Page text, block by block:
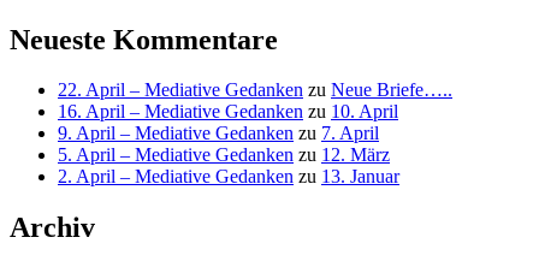
Neueste Kommentare
22. April – Mediative Gedanken zu Neue Briefe…..
16. April – Mediative Gedanken zu 10. April
9. April – Mediative Gedanken zu 7. April
5. April – Mediative Gedanken zu 12. März
2. April – Mediative Gedanken zu 13. Januar
Archiv